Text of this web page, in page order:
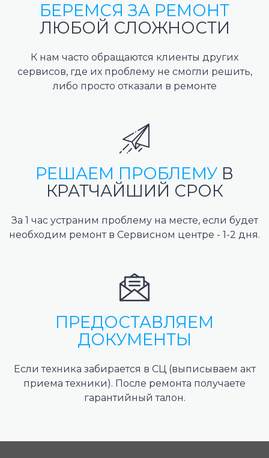
БЕРЕМСЯ ЗА РЕМОНТ
ЛЮБОЙ СЛОЖНОСТИ
К нам часто обращаются клиенты других
сервисов, где их проблему не смогли решить,
либо просто отказали в ремонте
РЕШАЕМ ПРОБЛЕМУ В
КРАТЧАЙШИЙ СРОК
За 1 час устраним проблему на месте, если будет
необходим ремонт в Сервисном центре - 1-2 дня.
ПРЕДОСТАВЛЯЕМ
ДОКУМЕНТЫ
Если техника забирается в СЦ (выписываем акт
приема техники). После ремонта получаете
гарантийный талон.